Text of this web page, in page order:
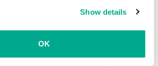
Show details
OK
や乗っ取りを受けるリスクをでき
当然の流れです。Kasperskyは、
融機関に特化したソリューショ